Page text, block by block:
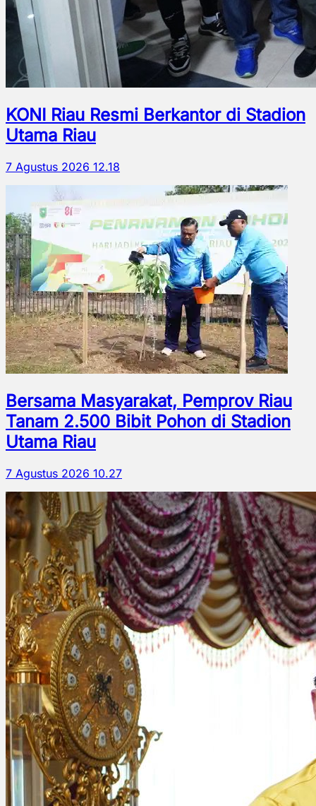
KONI Riau Resmi Berkantor di Stadion
Utama Riau
7 Agustus 2026 12.18
Bersama Masyarakat, Pemprov Riau
Tanam 2.500 Bibit Pohon di Stadion
Utama Riau
7 Agustus 2026 10.27